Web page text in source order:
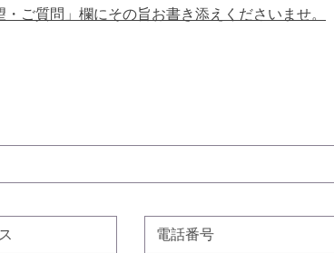
ご質問」欄にその旨お書き添えくださいませ。